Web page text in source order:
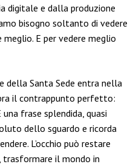
digitale e dalla produzione
bisogno soltanto di vedere
meglio. E per vedere meglio
della Santa Sede entra nella
il contrappunto perfetto:
una frase splendida, quasi
dello sguardo e ricorda
L’occhio può restare
trasformare il mondo in